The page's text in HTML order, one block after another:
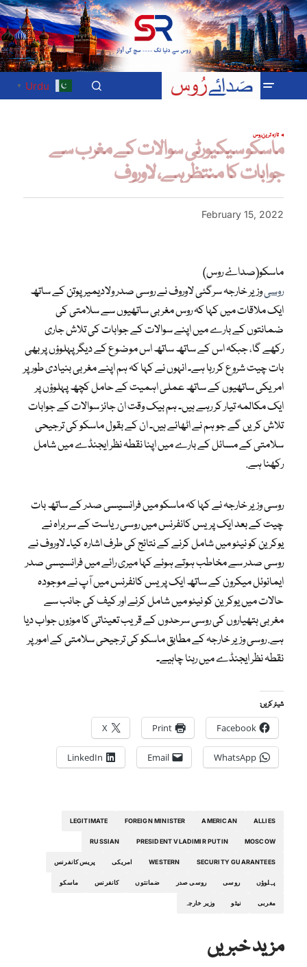
Urdu
▼
تازہ ترینروس
ماسکو سیکیورٹی سوالات کے مغرب سے
جوابات کا منتظر ہے، لاوروف
February 15, 2022
ماسکو(صداۓ روس)
روسیوزیر خارجہ سرگئی لاوروف نے روسی صدر ولادیمیر پوتن کے ساتھ
ایک ملاقات میں کہا کہ روس مغربی ساتھیوں سے سلامتی کی
ضمانتوں کے بارے میں اپنے سوالات کے جوابات کی تلاش جاری
رکھے گا، جبکہ اس کے ساتھ ساتھ اس موضوع کے دیگر پہلوؤں پر بھی
بات چیت شروع کر رہا ہے۔ انہوں نے کہا کہ ہم اپنے مغربی بنیادی طور پر
امریکی ساتھیوں کے ساتھ عملی اہمیت کے حامل کچھ پہلوؤں پر
ایک مکالمہ تیار کر رہے ہیں۔ ہم بیک وقت ان جائز سوالات کے جوابات
تلاش کریں گے جو ہم نے اٹھائے ہیں۔ ان کے بقول ماسکو کی ترجیحی
سلامتی کے مسائل کے بارے میں اپنا نقطہ نظر ایجنڈے میں شامل
رکھنا ہے.
روسی وزیر خارجہ نے کہا کہ ماسکو میں فرانسیسی صدر کے ساتھ بات
چیت کے بعد ایک پریس کانفرنس میں روسی ریاست کے سربراہ نے
یوکرین کو نیٹو میں شامل کرنے کے نتائج کی طرف اشارہ کیا۔ لاوروف نے
روسی صدر سے مخاطب ہوتے ہوئے کہا میری رائے میں فرانسیسی صدر
ایمانوئل میکرون کے ساتھ ایک پریس کانفرنس میں آپ نے موجودہ
حالات میں یوکرین کو نیٹو میں شامل کرنے اور کیف کی جانب سے
مغربی ہتھیاروں کی روسی سرحدوں کے قریب تعیناتی کا موزوں جواب دیا
ہے. روسی وزیر خارجہ کے مطابق ماسکو کی ترجیحی سلامتی کے امور پر
نقطہ نظر ایجنڈے میں رہنا چاہیے۔
شیئر کریں:
Facebook
Print
X
WhatsApp
Email
LinkedIn
ALLIES
AMERICAN
FOREIGN MINISTER
LEGITIMATE
MOSCOW
PRESIDENT VLADIMIR PUTIN
RUSSIAN
SECURITY GUARANTEES
WESTERN امریکی پریس کانفرنس
پہلوؤں روسی روسی صدر ضمانتوں کانفرنس ماسکو
مغربی نیٹو وزیر خارجہ
مزید خبریں